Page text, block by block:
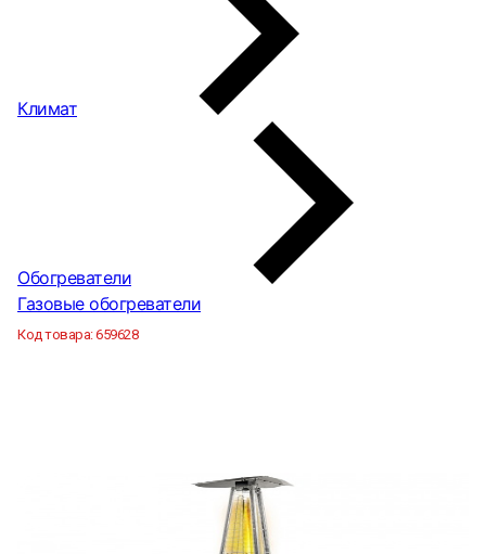
Климат
Обогреватели
Газовые обогреватели
Код товара:659628